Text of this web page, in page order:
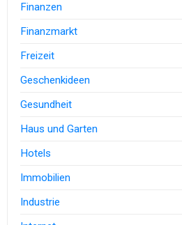
Finanzen
Finanzmarkt
Freizeit
Geschenkideen
Gesundheit
Haus und Garten
Hotels
Immobilien
Industrie